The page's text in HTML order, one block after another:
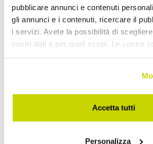
pubblicare annunci e contenuti
gli annunci e i contenuti, ricercare il
i servizi. Avete la possibilità di
vostri dati e per quali scopi. Le vostre
modificare o revocare il proprio
momento dalla Dichiarazione sui
sull'icona di attivazione della privacy.
Accetta tutti
Personalizza